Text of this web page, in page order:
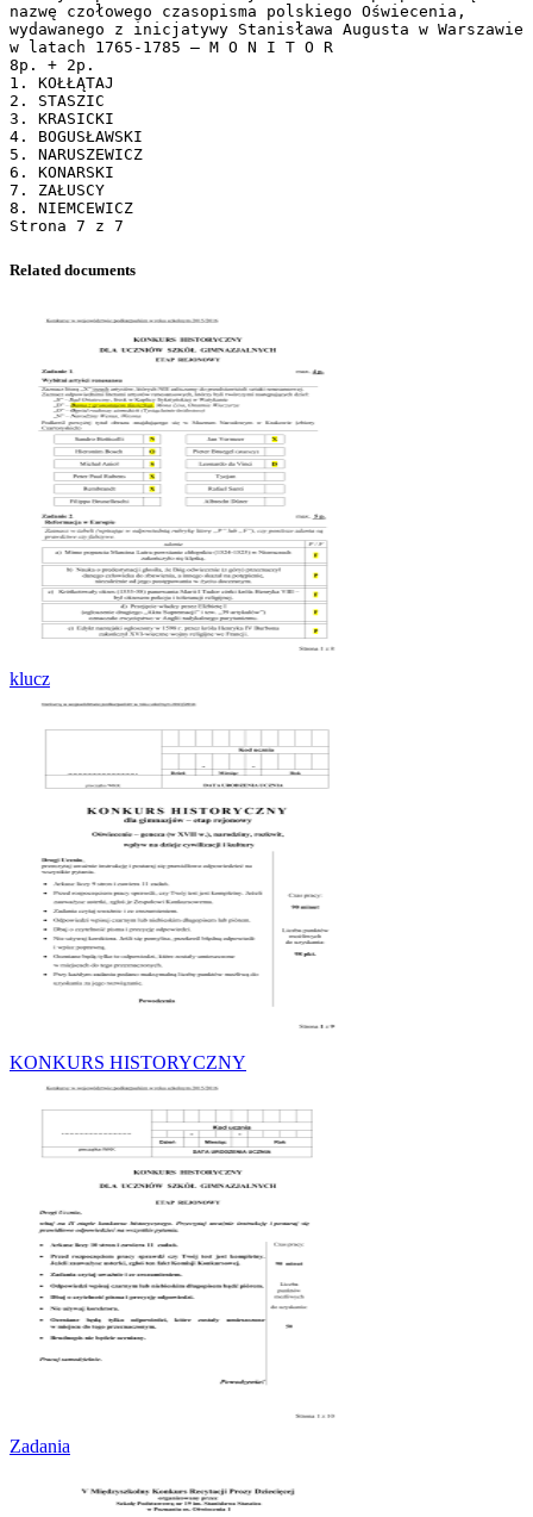
Related documents
klucz
KONKURS HISTORYCZNY
Zadania